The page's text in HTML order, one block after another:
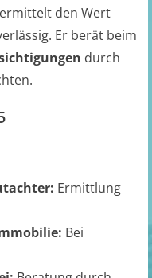
den Wert
Er berät beim
durch
Ermittlung
Bei